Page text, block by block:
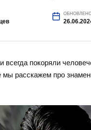
покоряли
расскажем про